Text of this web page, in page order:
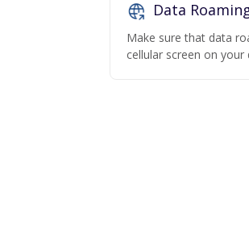
Data
Make sure that data
cellular screen on your